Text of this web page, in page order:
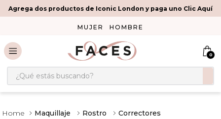
Agrega dos productos de Iconic London y paga uno Clic Aquí
MUJER HOMBRE
0
¿Qué estás buscando?
Maquillaje Rostro Correctores